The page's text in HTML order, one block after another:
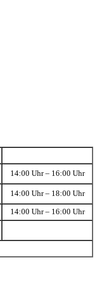
14:00 Uhr – 16:00 Uhr
14:00 Uhr – 18:00 Uhr
14:00 Uhr – 16:00 Uhr